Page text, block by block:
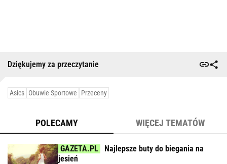
Dziękujemy za przeczytanie
Asics Obuwie Sportowe Przeceny
POLECAMY WIĘCEJ TEMATÓW
Najlepsze buty do biegania na
jesień